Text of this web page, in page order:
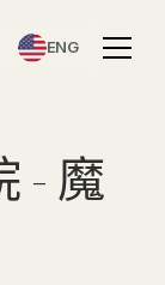
ENG
- 魔